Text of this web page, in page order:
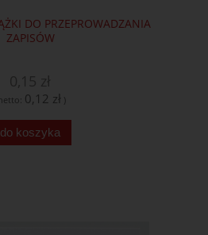
DO PRZEPROWADZANIA
ZAPISÓW
0,12 zł )
do koszyka